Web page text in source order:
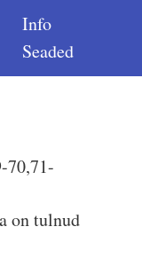
Info
Seaded
70,71-
on tulnud